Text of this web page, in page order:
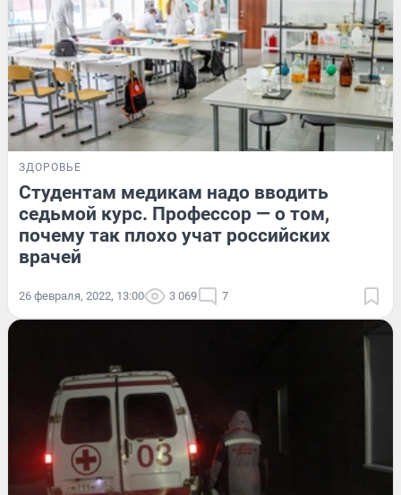
ЗДОРОВЬЕ
Студентам медикам надо вводить
седьмой курс. Профессор — о том,
почему так плохо учат российских
врачей
26 февраля, 2022, 13:00 3 069 7